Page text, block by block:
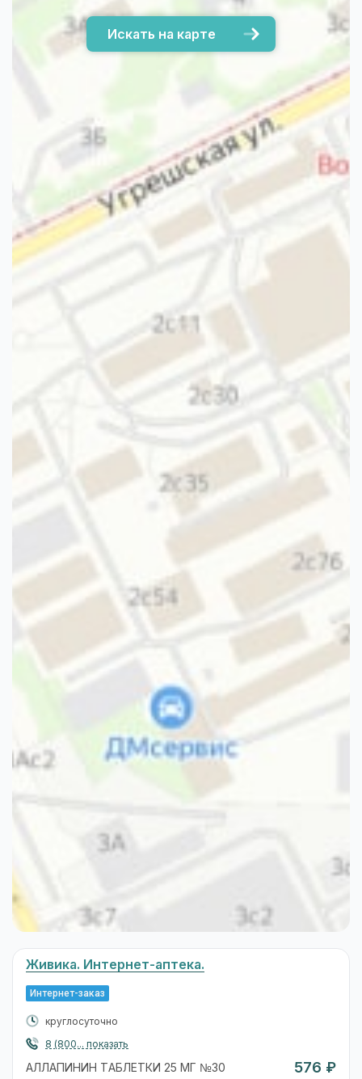
Искать на карте
Живика. Интернет-аптека.
Интернет-заказ
круглосуточно
8 (800... показать
АЛЛАПИНИН ТАБЛЕТКИ 25 МГ №30 576 ₽